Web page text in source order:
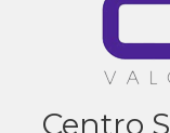
Centro